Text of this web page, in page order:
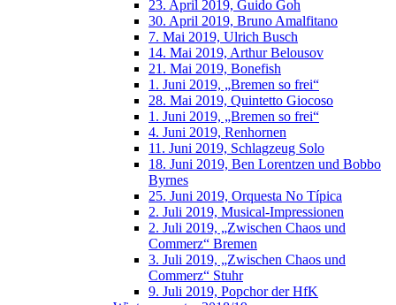
23. April 2019, Guido Goh
30. April 2019, Bruno Amalfitano
7. Mai 2019, Ulrich Busch
14. Mai 2019, Arthur Belousov
21. Mai 2019, Bonefish
1. Juni 2019, „Bremen so frei“
28. Mai 2019, Quintetto Giocoso
1. Juni 2019, „Bremen so frei“
4. Juni 2019, Renhornen
11. Juni 2019, Schlagzeug Solo
18. Juni 2019, Ben Lorentzen und Bobbo
Byrnes
25. Juni 2019, Orquesta No Típica
2. Juli 2019, Musical-Impressionen
2. Juli 2019, „Zwischen Chaos und
Commerz“ Bremen
3. Juli 2019, „Zwischen Chaos und
Commerz“ Stuhr
9. Juli 2019, Popchor der HfK